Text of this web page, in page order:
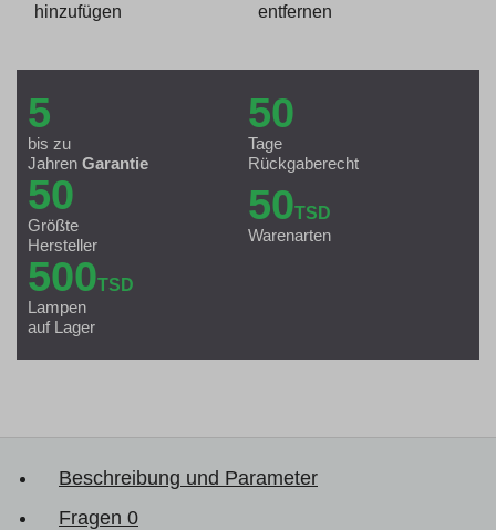
hinzufügen
entfernen
5
bis zu
Jahren Garantie
50
Tage
Rückgaberecht
50
Größte
Hersteller
50TSD
Warenarten
500TSD
Lampen
auf Lager
Beschreibung und Parameter
Fragen 0